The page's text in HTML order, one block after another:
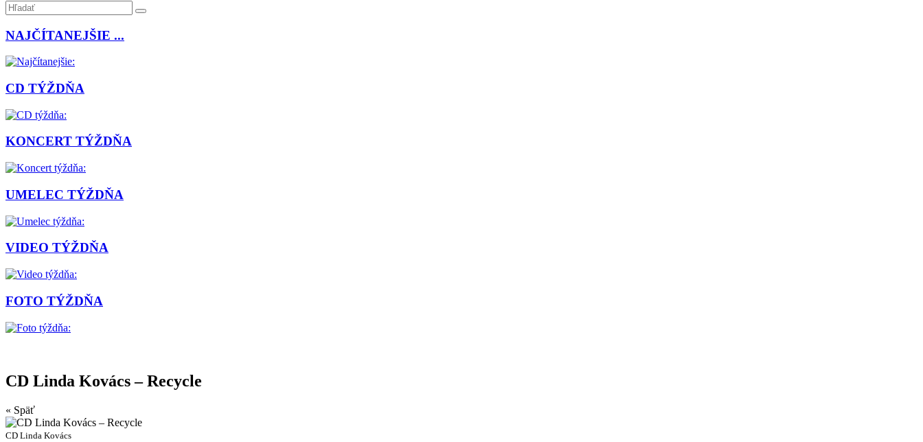
NAJČÍTANEJŠIE ...
CD TÝŽDŇA
KONCERT TÝŽDŇA
UMELEC TÝŽDŇA
VIDEO TÝŽDŇA
FOTO TÝŽDŇA
CD Linda Kovács – Recycle
« Späť
CD Linda Kovács